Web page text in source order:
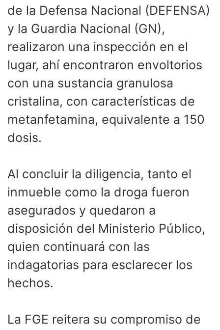
de la Defensa Nacional (DEFENSA)
y la Guardia Nacional (GN),
realizaron una inspección en el
lugar, ahí encontraron envoltorios
con una sustancia granulosa
cristalina, con características de
metanfetamina, equivalente a 150
dosis.
Al concluir la diligencia, tanto el
inmueble como la droga fueron
asegurados y quedaron a
disposición del Ministerio Público,
quien continuará con las
indagatorias para esclarecer los
hechos.
La FGE reitera su compromiso de